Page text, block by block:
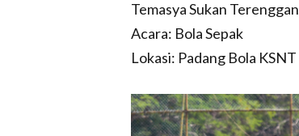
Temasya Sukan
Acara: Bola Sepak
Lokasi: Padang Bola KSNT